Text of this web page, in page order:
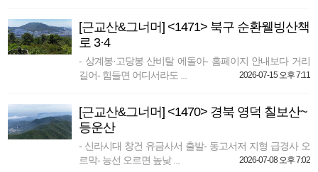
[근교산&그너머] <1471> 북구 순환웰빙산책
로 3·4
- 상계봉·고당봉 산비탈 에돌아- 홈페이지 안내보다 거리
길어- 힘들면 어디서라도 ...
2026-07-15 오후 7:11
[근교산&그너머] <1470> 경북 영덕 칠보산~
등운산
- 신라시대 창건 유금사서 출발- 동고서저 지형 급경사 오
르막- 능선 오르면 높낮 ...
2026-07-08 오후 7:02